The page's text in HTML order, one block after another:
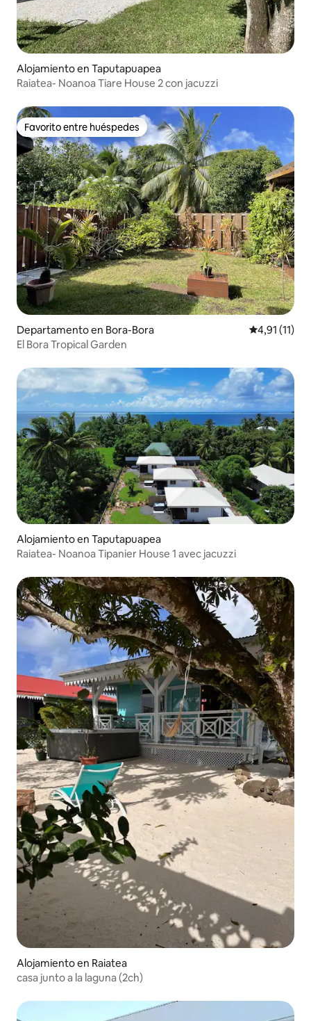
Alojamiento en Taputapuapea
Raiatea- Noanoa Tiare House 2 con jacuzzi
Favorito entre huéspedes
Favorito entre huéspedes
Departamento en Bora-Bora Calificación
4,91 (11)
El Bora Tropical Garden
Alojamiento en Taputapuapea
Raiatea- Noanoa Tipanier House 1 avec jacuzzi
Alojamiento en Raiatea
casa junto a la laguna (2ch)